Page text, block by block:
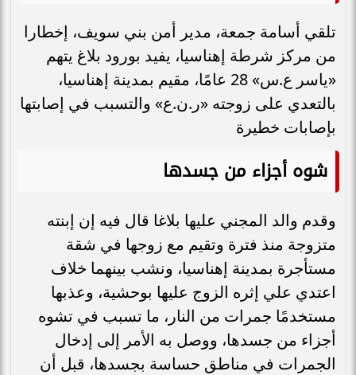
تلقي أسامة جمعة، مدير أمن بني سويف، إخطارا
من مركز شرطة إهناسيا، يفيد بورود بلاغ يتهم
«ياسر ع.س» 28 عامًا، مقيم بمدينة إهناسيا،
بالتعدي على زوجته «ر.ن.ع» والتسبب في إصابتها
بإصابات خطيرة
شوه أجزاء من جسدها
وقدم والد المجني عليها بلاغا قال فيه إن إبنته
متزوجة منذ فترة وتقيم مع زوجها في شقة
مستأجرة بمدينة إهناسيا، ونشب بينهما خلاف
اعتدي علي إثره الزوج عليها بوحشية، وعذبها
مستخدمًا جمرات من النار، ما تسبب في تشوه
أجزاء من جسدها، ووصل به الأمر إلى إدخال
الجمرات في مناطق حساسة بجسدها، قبل أن